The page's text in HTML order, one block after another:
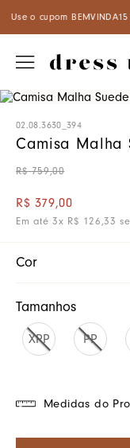
sua primeira compra.
02.08.3630_394
Camisa Malha
R$ 759,00
R$ 379,00
Em até3x R$ 126 ,33
Cor
Tamanhos
XPP PP
Medidas do